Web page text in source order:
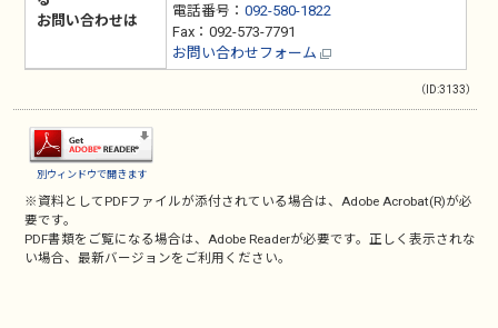
お問い合わせは
電話番号： 092-580-1822
Fax：092-573-7791
お問い合わせフォーム
（ID:3133）
別ウィンドウで開きます
※資料としてPDFファイルが添付されている場合は、 Adobe Acrobat(R)が必
要です。
PDF書類をご覧になる場合は、 Adobe Readerが必要です。正しく表示されな
い場合、最新バージョンをご利用ください。